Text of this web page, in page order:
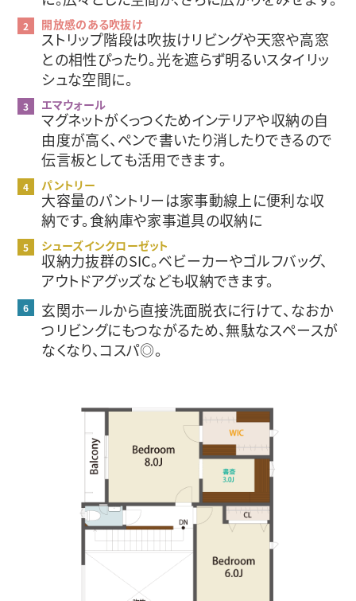
開放感のある吹抜け
ストリップ階段は吹抜けリビングや天窓や高窓
との相性ぴったり。光を遮らず明るいスタイリッ
シュな空間に。
エマウォール
マグネットがくっつくためインテリアや収納の自
由度が高く、ペンで書いたり消したりできるので
伝言板としても活用できます。
パントリー
大容量のパントリーは家事動線上に便利な収
納です。食納庫や家事道具の収納に
シューズインクローゼット
収納力抜群のSIC。ベビーカーやゴルフバッグ、
アウトドアグッズなども収納できます。
玄関ホールから直接洗面脱衣に行けて、なおか
つリビングにもつながるため、無駄なスペースが
なくなり、コスパ◎。